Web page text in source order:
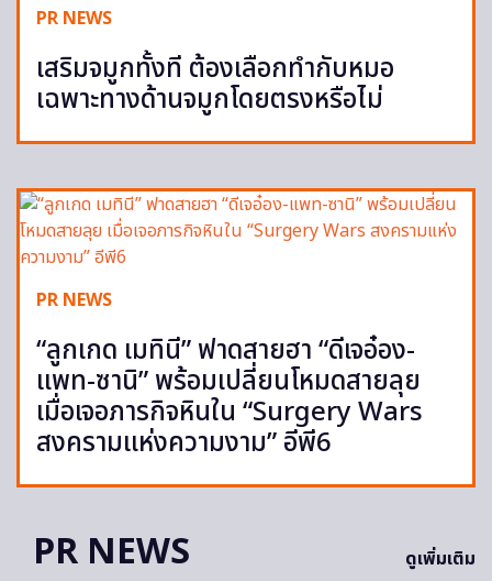
PR NEWS
เสริมจมูกทั้งที ต้องเลือกทำกับหมอ
เฉพาะทางด้านจมูกโดยตรงหรือไม่
PR NEWS
“ลูกเกด เมทินี” ฟาดสายฮา “ดีเจอ๋อง-
แพท-ซานิ” พร้อมเปลี่ยนโหมดสายลุย
เมื่อเจอภารกิจหินใน “Surgery Wars
สงครามแห่งความงาม” อีพี6
PR NEWS ดูเพิ่มเติม